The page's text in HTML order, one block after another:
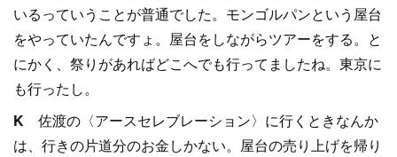
いるっていうことが普通でした。モンゴルパンという屋台
をやっていたんですょ。屋台をしながらツアーをする。と
にかく、祭りがあればどこへでも行ってましたね。東京に
も行ったし。
K 佐渡の〈アースセレブレーション〉に行くときなんか
は、行きの片道分のお金しかない。屋台の売り上げを帰り